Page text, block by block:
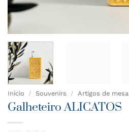
Início / Souvenirs / Artigos de mesa
Galheteiro ALICATOS